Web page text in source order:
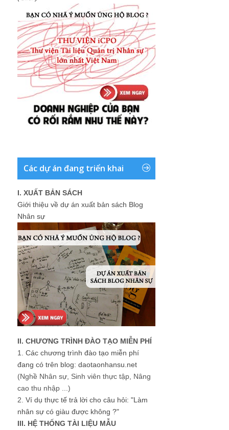
Các dự án đang triển khai
I. XUẤT BẢN SÁCH
Giới thiệu về dự án xuất bản sách Blog
Nhân sự
II. CHƯƠNG TRÌNH ĐÀO TẠO MIỄN PHÍ
1. Các chương trình đào tạo miễn phí
đang có trên blog: daotaonhansu.net
(Nghề Nhân sự, Sinh viên thực tập, Nâng
cao thu nhập ...)
2. Ví dụ thực tế trả lời cho câu hỏi: "Làm
nhân sự có giàu được không ?"
III. HỆ THỐNG TÀI LIỆU MẪU